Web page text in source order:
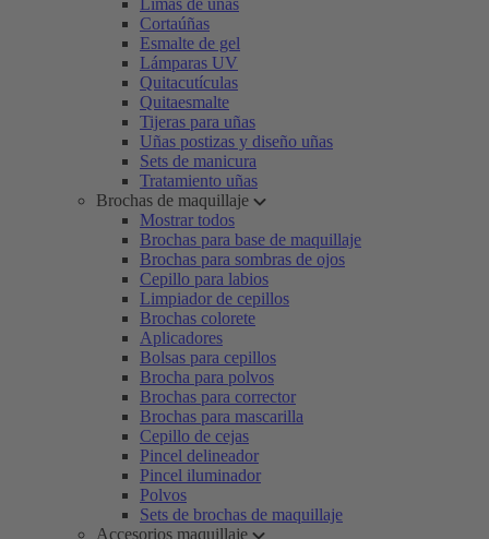
Limas de uñas
Cortaúñas
Esmalte de gel
Lámparas UV
Quitacutículas
Quitaesmalte
Tijeras para uñas
Uñas postizas y diseño uñas
Sets de manicura
Tratamiento uñas
Brochas de maquillaje
Mostrar todos
Brochas para base de maquillaje
Brochas para sombras de ojos
Cepillo para labios
Limpiador de cepillos
Brochas colorete
Aplicadores
Bolsas para cepillos
Brocha para polvos
Brochas para corrector
Brochas para mascarilla
Cepillo de cejas
Pincel delineador
Pincel iluminador
Polvos
Sets de brochas de maquillaje
Accesorios maquillaje